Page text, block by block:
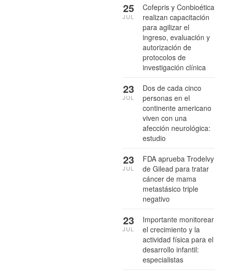
Cofepris y Conbioética
realizan capacitación
para agilizar el
ingreso, evaluación y
autorización de
protocolos de
investigación clínica
25
JUL
Dos de cada cinco
personas en el
continente americano
viven con una
afección neurológica:
estudio
23
JUL
FDA aprueba Trodelvy
de Gilead para tratar
cáncer de mama
metastásico triple
negativo
23
JUL
Importante monitorear
el crecimiento y la
actividad física para el
desarrollo infantil:
especialistas
23
JUL